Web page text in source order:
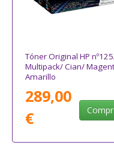
Tóner Original HP
Multipack/ Cian/
Amarillo
289,00
€